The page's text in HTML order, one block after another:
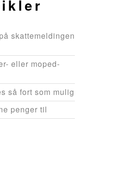
skattemeldingen
eller moped-
så fort som mulig
penger til